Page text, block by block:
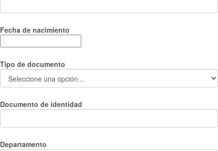
Fecha de nacimiento
Tipo de documento
Documento de identidad
Departamento